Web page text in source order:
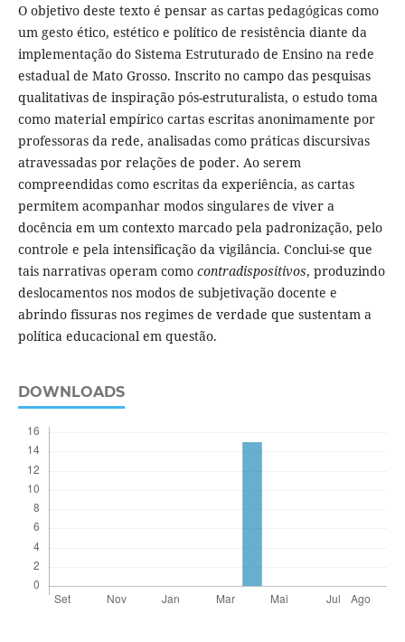
O objetivo deste texto é pensar as cartas pedagógicas como
um gesto ético, estético e político de resistência diante da
implementação do Sistema Estruturado de Ensino na rede
estadual de Mato Grosso. Inscrito no campo das pesquisas
qualitativas de inspiração pós-estruturalista, o estudo toma
como material empírico cartas escritas anonimamente por
professoras da rede, analisadas como práticas discursivas
atravessadas por relações de poder. Ao serem
compreendidas como escritas da experiência, as cartas
permitem acompanhar modos singulares de viver a
docência em um contexto marcado pela padronização, pelo
controle e pela intensificação da vigilância. Conclui-se que
tais narrativas operam como contradispositivos, produzindo
deslocamentos nos modos de subjetivação docente e
abrindo fissuras nos regimes de verdade que sustentam a
política educacional em questão.
DOWNLOADS